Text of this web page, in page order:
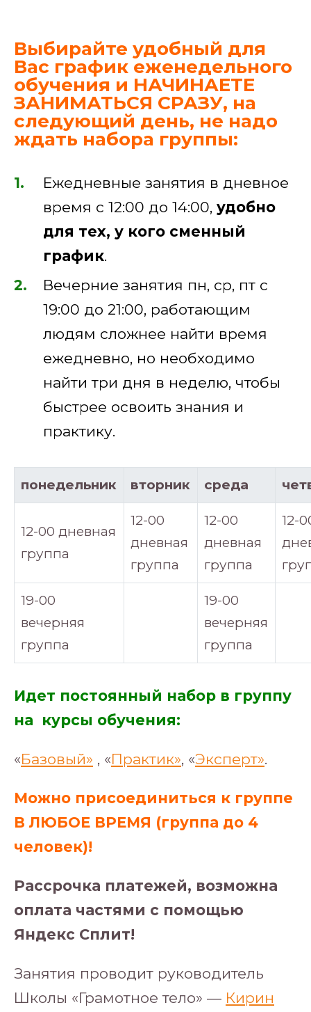
Выбирайте удобный для
Вас график еженедельного
обучения и НАЧИНАЕТЕ
ЗАНИМАТЬСЯ СРАЗУ, на
следующий день, не надо
ждать набора группы:
Ежедневные занятия в дневное
время с 12:00 до 14:00, удобно
для тех, у кого сменный
график.
Вечерние занятия пн, ср, пт с
19:00 до 21:00, работающим
людям сложнее найти время
ежедневно, но необходимо
найти три дня в неделю, чтобы
быстрее освоить знания и
практику.
понедельник вторник среда
12-00 дневная
группа
12-00
дневная
группа
12-00
дневная
группа
12-
19-00
вечерняя
группа
19-00
вечерняя
группа
Идет постоянный набор в группу
на курсы обучения:
«Базовый» , «Практик», «Эксперт».
Можно присоединиться к группе
В ЛЮБОЕ ВРЕМЯ (группа до 4
человек)!
Рассрочка платежей, возможна
оплата частями с помощью
Яндекс Сплит!
Занятия проводит руководитель
Школы «Грамотное тело» — Кирин